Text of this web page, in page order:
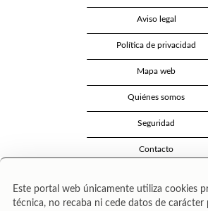
Aviso legal
Política de privacidad
Mapa web
Quiénes somos
Seguridad
Contacto
Este portal web únicamente utiliza cookies
técnica, no recaba ni cede datos de carácter